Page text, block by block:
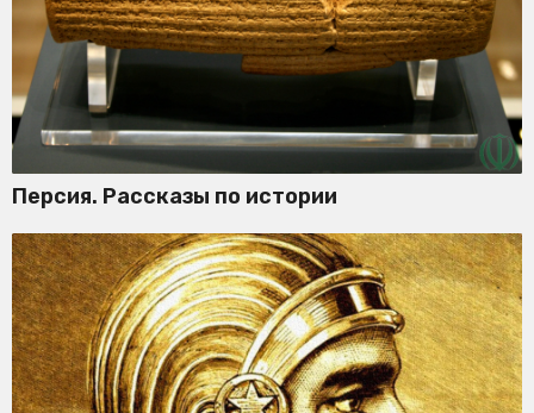
Персия. Рассказы по истории